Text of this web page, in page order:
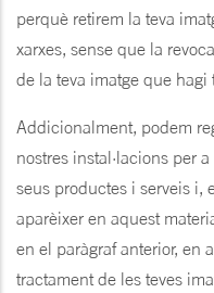
perquè retirem la teva
xarxes, sense que la
de la teva imatge que
Addicionalment, podem
nostres instal·lacions per
seus productes i serveis i,
aparèixer en aquest
en el paràgraf anterior, en
tractament de les teves